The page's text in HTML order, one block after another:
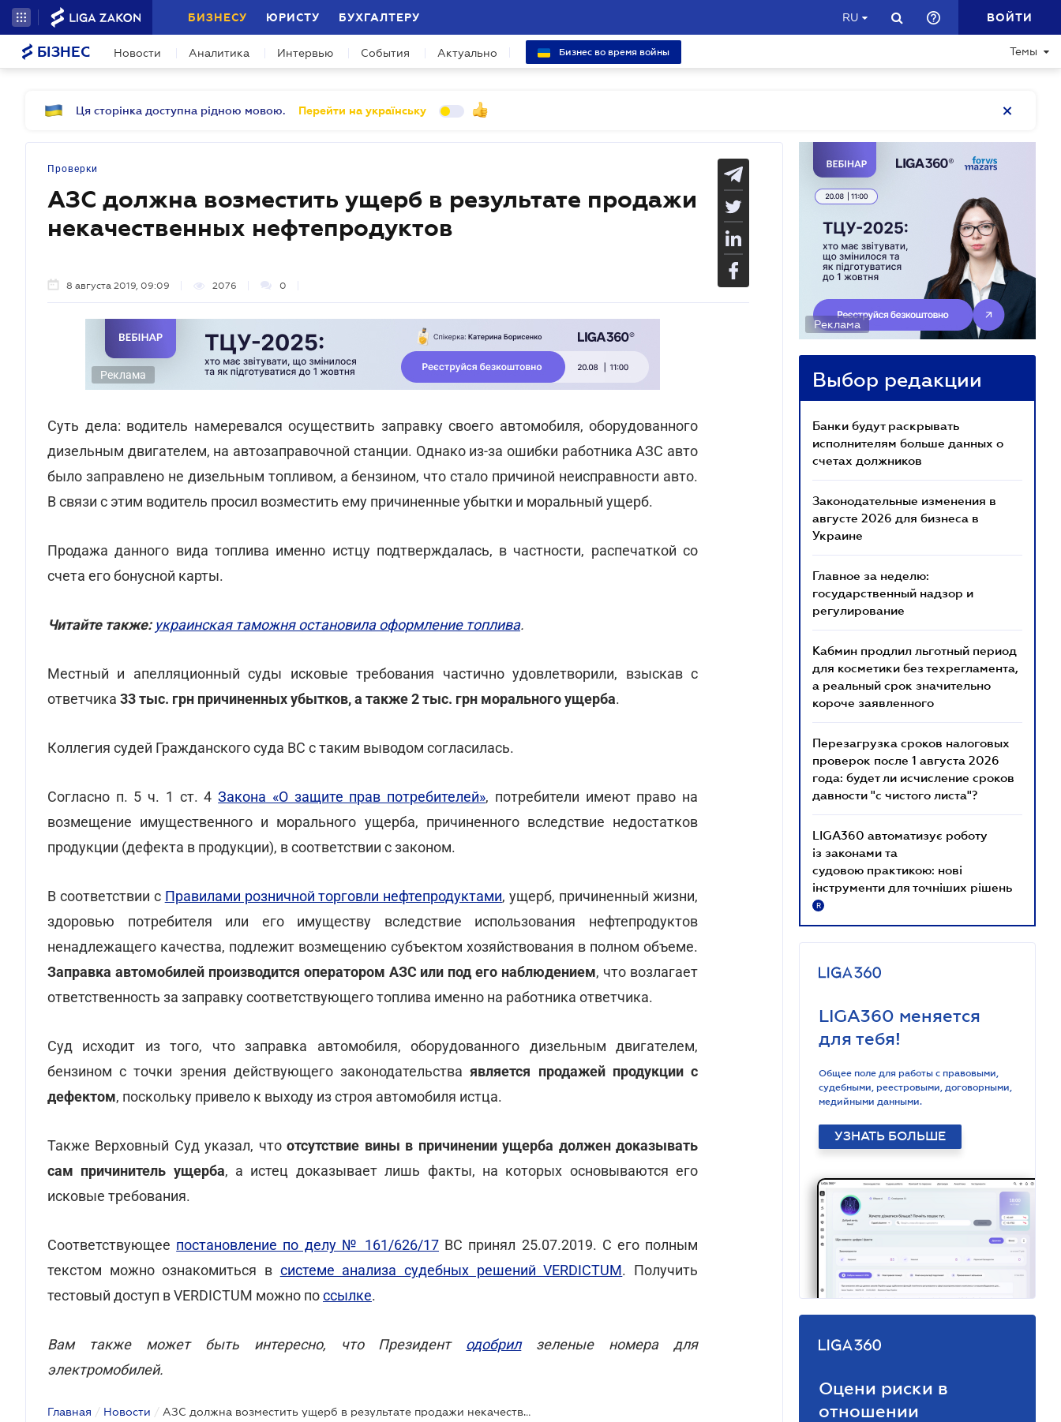
БИЗНЕСУ ЮРИСТУ БУХГАЛТЕРУ RU ВОЙТИ
БІЗНЕС Новости Аналитика Интервью События Актуально Бизнес во время войны Темы
Ця сторінка доступна рідною мовою. Перейти на українську
Проверки
АЗС должна возместить ущерб в результате продажи
некачественных нефтепродуктов
8 августа 2019, 09:09 2076 0
Реклама
Суть дела: водитель намеревался осуществить заправку своего автомобиля, оборудованного
дизельным двигателем, на автозаправочной станции. Однако из-за ошибки работника АЗС авто
было заправлено не дизельным топливом, а бензином, что стало причиной неисправности авто.
В связи с этим водитель просил возместить ему причиненные убытки и моральный ущерб.
Продажа данного вида топлива именно истцу подтверждалась, в частности, распечаткой со
счета его бонусной карты.
Читайте также: украинская таможня остановила оформление топлива.
Местный и апелляционный суды исковые требования частично удовлетворили, взыскав с
ответчика 33 тыс. грн причиненных убытков, а также 2 тыс. грн морального ущерба.
Коллегия судей Гражданского суда ВС с таким выводом согласилась.
Согласно п. 5 ч. 1 ст. 4Закона «О защите прав потребителей», потребители имеют право на
возмещение имущественного и морального ущерба, причиненного вследствие недостатков
продукции (дефекта в продукции), в соответствии с законом.
В соответствии с Правилами розничной торговли нефтепродуктами, ущерб, причиненный жизни,
здоровью потребителя или его имуществу вследствие использования нефтепродуктов
ненадлежащего качества, подлежит возмещению субъектом хозяйствования в полном объеме.
Заправка автомобилей производится оператором АЗС или под его наблюдением, что возлагает
ответственность за заправку соответствующего топлива именно на работника ответчика.
Суд исходит из того, что заправка автомобиля, оборудованного дизельным двигателем,
бензином с точки зрения действующего законодательстваявляется продажей продукции с
дефектом, поскольку привело к выходу из строя автомобиля истца.
Также Верховный Суд указал, чтоотсутствие вины в причинении ущерба должен доказывать
сам причинитель ущерба, а истец доказывает лишь факты, на которых основываются его
исковые требования.
Соответствующее постановление по делу № 161/626/17 ВС принял 25.07.2019. С его полным
текстом можно ознакомиться в системе анализа судебных решений VERDICTUM. Получить
тестовый доступ в VERDICTUM можно поссылке.
Вам также может быть интересно, что Президент одобрилзеленые номера для
электромобилей.
Главная / Новости / АЗС должна возместить ущерб в результате продажи некачественных нефтепродуктов
Реклама
Выбор редакции
Банки будут раскрывать
исполнителям больше данных о
счетах должников
Законодательные изменения в
августе 2026 для бизнеса в
Украине
Главное за неделю:
государственный надзор и
регулирование
Кабмин продлил льготный период
для косметики без техрегламента,
а реальный срок значительно
короче заявленного
Перезагрузка сроков налоговых
проверок после 1 августа 2026
года: будет ли исчисление сроков
давности "с чистого листа"?
LIGA360 автоматизує роботу
із законами та
судовою практикою: нові
інструменти для точніших рішень
R
LIGA360 меняется
для тебя!
Общее поле для работы с правовыми,
судебными, реестровыми, договорными,
медийными данными.
УЗНАТЬ БОЛЬШЕ
Оцени риски в
отношении